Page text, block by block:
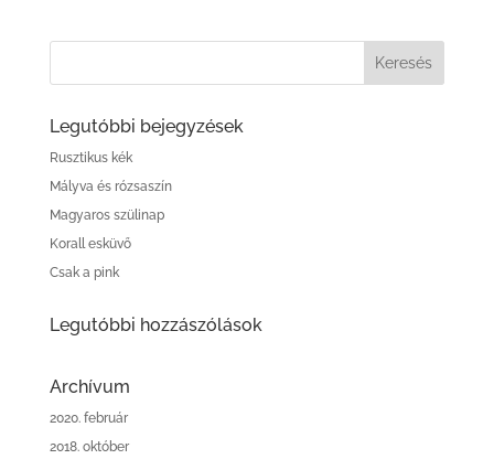
Legutóbbi bejegyzések
Rusztikus kék
Mályva és rózsaszín
Magyaros szülinap
Korall esküvő
Csak a pink
Legutóbbi hozzászólások
Archívum
2020. február
2018. október